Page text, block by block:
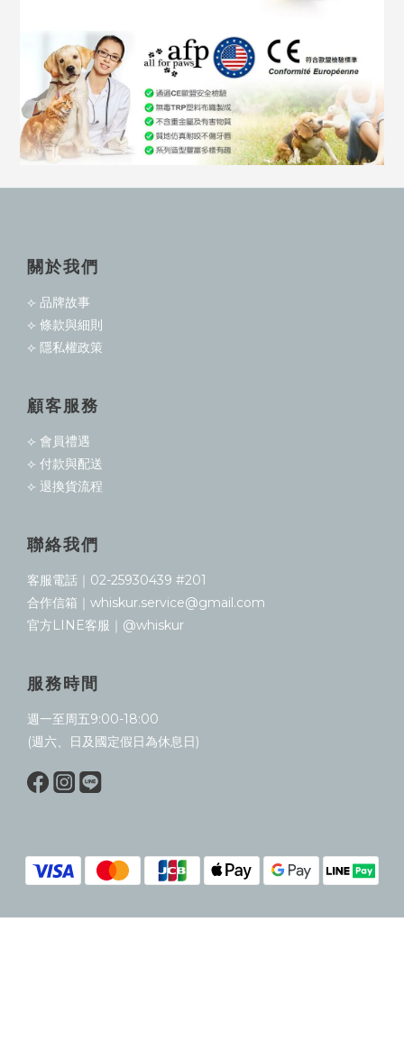
關於我們
⟣ 品牌故事
⟣ 條款與細則
⟣ 隱私權政策
顧客服務
⟣ 會員禮遇
⟣ 付款與配送
⟣ 退換貨流程
聯絡我們
客服電話｜02-25930439 #201
合作信箱｜whiskur.service@gmail.com
官方LINE客服｜@whiskur
服務時間
週一至周五9:00-18:00
(週六、日及國定假日為休息日)